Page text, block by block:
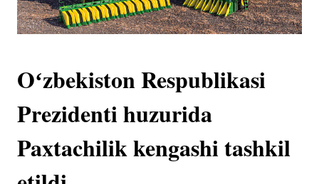
Oʻzbekiston Respublikasi
Prezidenti huzurida
Paxtachilik kengashi tashkil